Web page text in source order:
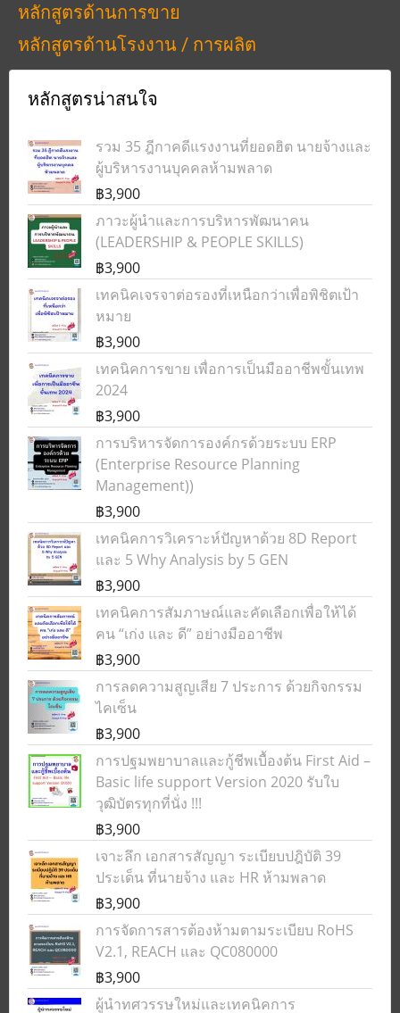
หลักสูตรด้านการขาย
หลักสูตรด้านโรงงาน / การผลิต
หลักสูตรน่าสนใจ
รวม 35 ฎีกาคดีแรงงานที่ยอดฮิต นายจ้างและ
ผู้บริหารงานบุคคลห้ามพลาด
฿3,900
ภาวะผู้นำและการบริหารพัฒนาคน
(LEADERSHIP & PEOPLE SKILLS)
฿3,900
เทคนิคเจรจาต่อรองที่เหนือกว่าเพื่อพิชิตเป้า
หมาย
฿3,900
เทคนิคการขาย เพื่อการเป็นมืออาชีพขั้นเทพ
2024
฿3,900
การบริหารจัดการองค์กรด้วยระบบ ERP
(Enterprise Resource Planning
Management))
฿3,900
เทคนิคการวิเคราะห์ปัญหาด้วย 8D Report
และ 5 Why Analysis by 5 GEN
฿3,900
เทคนิคการสัมภาษณ์และคัดเลือกเพื่อให้ได้
คน “เก่ง และ ดี” อย่างมืออาชีพ
฿3,900
การลดความสูญเสีย 7 ประการ ด้วยกิจกรรม
ไคเซ็น
฿3,900
การปฐมพยาบาลและกู้ชีพเบื้องต้น First Aid –
Basic life support Version 2020 รับใบ
วุฒิบัตรทุกที่นั่ง !!!
฿3,900
เจาะลึก เอกสารสัญญา ระเบียบปฎิบัติ 39
ประเด็น ที่นายจ้าง และ HR ห้ามพลาด
฿3,900
การจัดการสารต้องห้ามตามระเบียบ RoHS
V2.1, REACH และ QC080000
฿3,900
ผู้นำทศวรรษใหม่และเทคนิคการ